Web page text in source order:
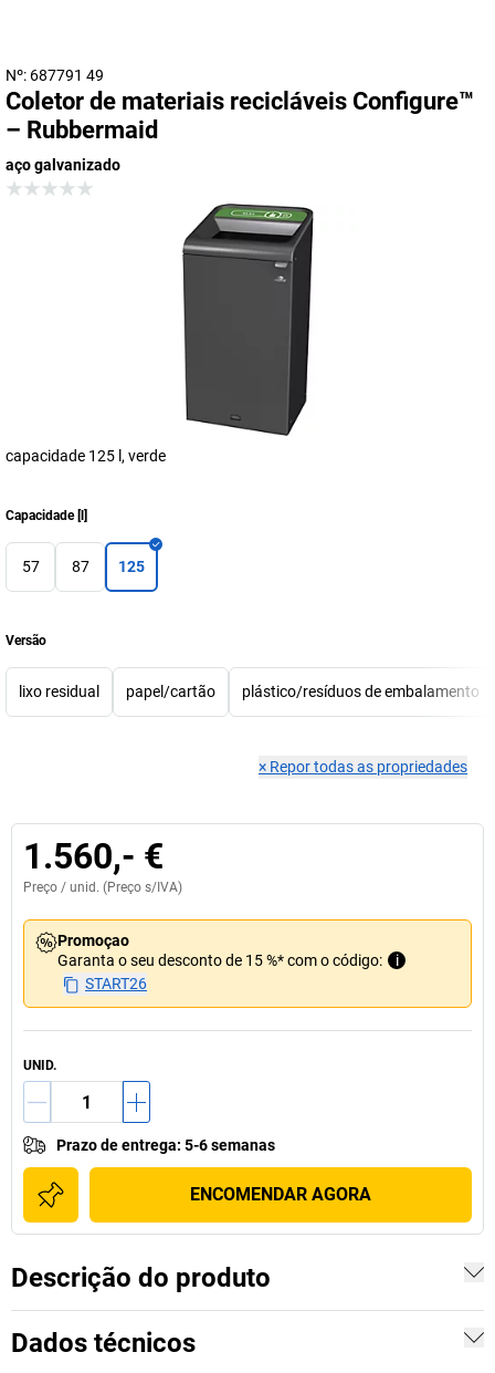
Nº: 687791 49
Coletor de materiais recicláveis Configure™
– Rubbermaid
aço galvanizado
capacidade 125 l, verde
Capacidade[ ]
57 87 125
Versão
lixo residual papel/cartão plástico/resíduos de embalamento
× Repor todas as propriedades
1.560,- €
Preço / unid. (Preço s/IVA)
Promoçao
Garanta o seu desconto de 15 %* com o código:
i
START26
UNID.
Prazo de entrega: 5-6 semanas
ENCOMENDAR AGORA
Descrição do produto
Dados técnicos